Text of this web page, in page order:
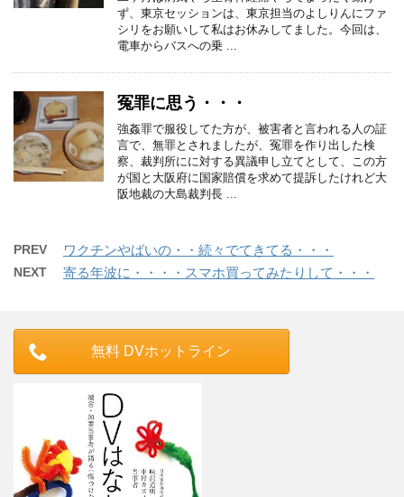
ず、東京セッションは、東京担当のよしりんにファ
シリをお願いして私はお休みしてました。今回は、
電車からバスへの乗 ...
冤罪に思う・・・
強姦罪で服役してた方が、被害者と言われる人の証
言で、無罪とされましたが、冤罪を作り出した検
察、裁判所にに対する異議申し立てとして、この方
が国と大阪府に国家賠償を求めて提訴したけれど大
阪地裁の大島裁判長 ...
PREV ワクチンやばいの・・続々でてきてる・・・
NEXT 寄る年波に・・・・スマホ買ってみたりして・・・
無料 DVホットライン